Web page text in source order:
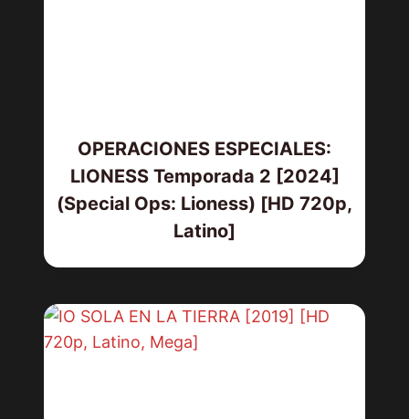
OPERACIONES ESPECIALES:
LIONESS Temporada 2 [2024]
(Special Ops: Lioness) [HD 720p,
Latino]